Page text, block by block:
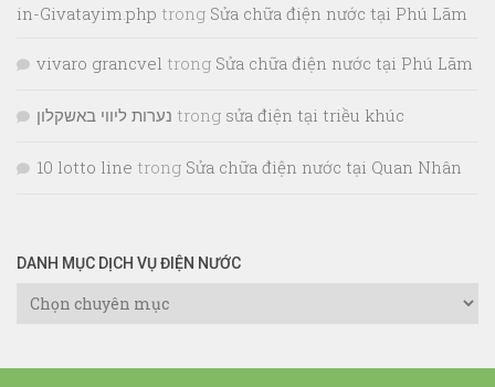
in-Givatayim.php trong Sửa chữa điện nước tại Phú Lãm
vivaro grancvel trong Sửa chữa điện nước tại Phú Lãm
נערות ליווי באשקלון trong sửa điện tại triều khúc
10 lotto line trong Sửa chữa điện nước tại Quan Nhân
DANH MỤC DỊCH VỤ ĐIỆN NƯỚC
Danh
Vụ